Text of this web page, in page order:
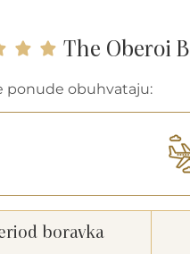
The Oberoi
ponude obuhvataju:
boravka